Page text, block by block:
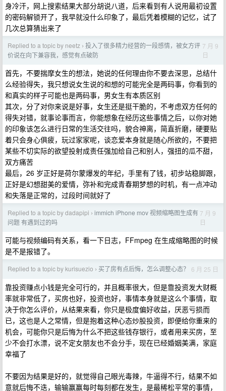
身冷汗，网上搜索结果大部分胡说八道，后来看到有人说用最初设置
的密码解锁开了，我早就没什么印象了，最后凭着模糊的记忆，试了
几次总算猜出来了
Replied to a topic by neetz › 投入了很多精力经营的一段感情，被女方评
价说在向下兼容我，感觉有点破防
7 月 9
日
首先，不要揣摩女生的想法，她说的任何理由你不要去深思，总结什
么经验得失，我只想说女生说的和想的可能完全是两码事，你看到的
和真实的样子可能也是两码事，男女生有本质区别
其次，分了对你来说是好事，女生还是挺干脆的，不考虑双方任何的
得失对错，就事论事而言，你能想象在经历这些事情之后，以你对她
的印象该怎么进行日常的生活交往吗，貌合神离，简直折磨，硬要贴
着只会身心俱疲，玩过家家呢，谈恋爱本身就是随心所欲的，不要把
某些不切实际的欲望投射成责任强加给自己和别人，强扭的瓜不甜，
双方痛苦
最后，26 岁正好是荷尔蒙爆发的年纪，手里有了钱，初步站稳脚跟，
正好是幻想甜美的爱情，弥补和完成青春期梦想的时机，有一点冲动
和失落是正常的，过段时间就好了
Replied to a topic by dadapipi › immich iPhone mov 视频缩略图生成有
问题 有遇到过的吗
7 月 9
日
可能与视频编码有关系，看一下日志，FFmpeg 在生成缩略图的时候
是不是报错了。
Replied to a topic by kurisuezio › 买了房有点后悔，怎么调整心态？ 6 月 25 日
靠投资赚点小钱是完全可行的，并且概率很大，但是靠投资发大财概
率就非常低了，买房也好，投资也好，事情本身就是这么个事情，取
决于你怎么评价，从结果来看，你只是极度偏好收益，厌恶亏损而
已，这也是人之常情，但是抱着这种心态炒股投资，即便给你重来的
机会，可能你只是后悔为什么不把这些钱存银行，或者用来买房，至
少不会打水漂，说不定女朋友也不会分手，现在已经婚姻美满，家庭
幸福了
不要因为结果是好的，就觉得自己眼光毒辣，牛逼得不行，结果不如
意就后悔不迭，输输赢赢每时每刻都在发生，是最稀松平常的事情，